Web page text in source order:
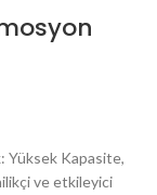
Yüksek Kapasite,
ve etkileyici